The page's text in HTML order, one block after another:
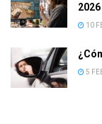
2026
10
5